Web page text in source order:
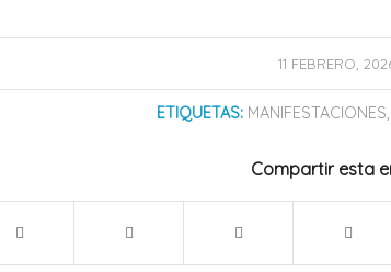
11 FEBRERO,
/
ETIQUETAS: MANIFESTACIONES,
Compartir esta